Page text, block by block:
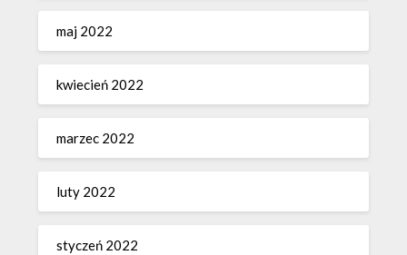
maj 2022
kwiecień 2022
marzec 2022
luty 2022
styczeń 2022